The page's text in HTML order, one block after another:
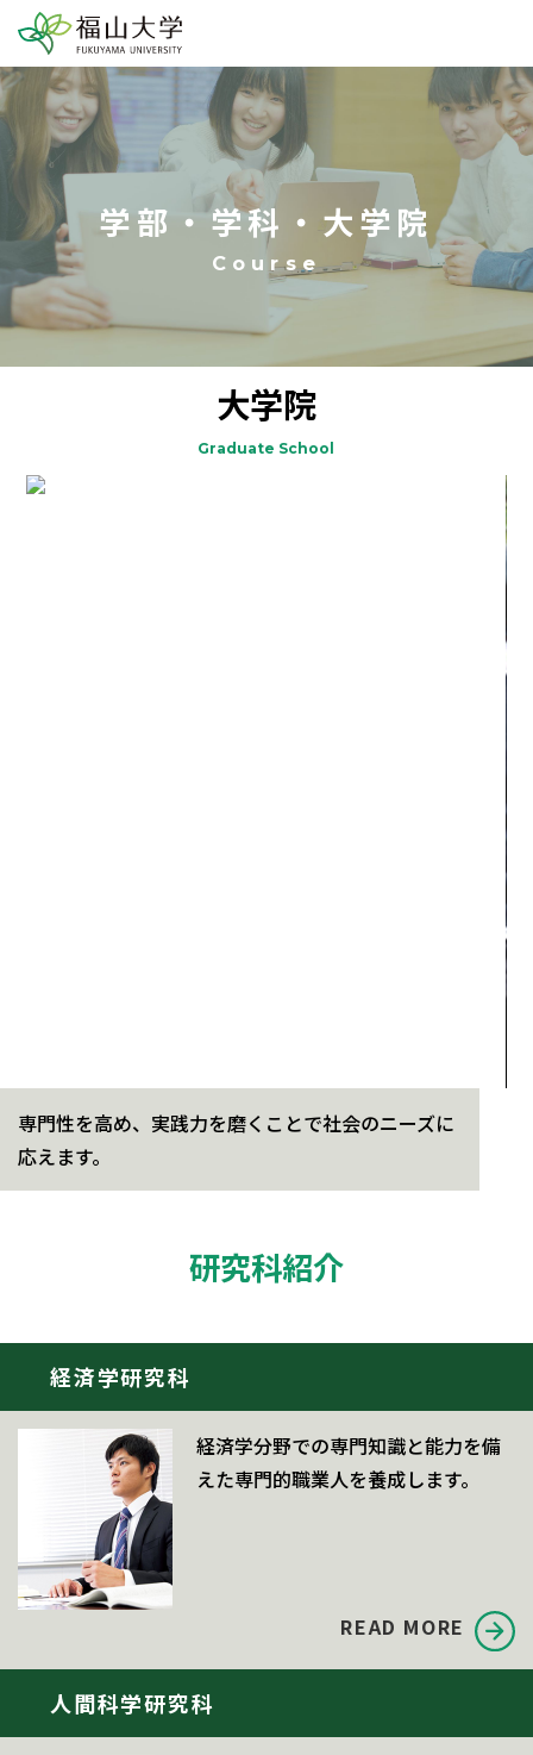
学部・学科・大学院
大学院
Graduate School
専門性を高め、実践力を磨くことで社会のニーズに
応えます。
研究科紹介
経済学研究科
経済学分野での専門知識と能力を備
えた専門的職業人を養成します。
READ MORE
人間科学研究科